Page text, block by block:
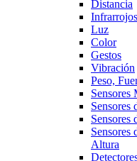
Distancia
Infrarrojos
Luz
Color
Gestos
Vibración
Peso,
Sensores
Sensores
Sensores
Sensores
Altura